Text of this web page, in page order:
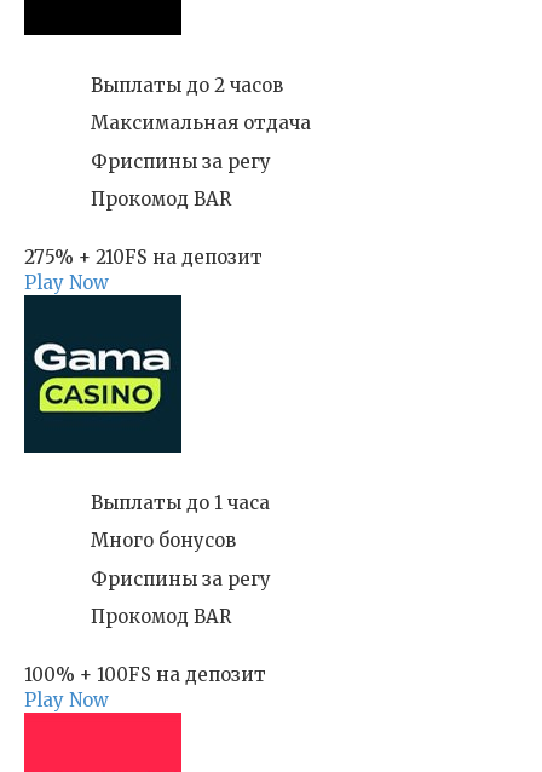
Выплаты до 2 часов
Максимальная отдача
Фриспины за регу
Прокомод BAR
275% + 210FS на депозит
Play Now
Выплаты до 1 часа
Много бонусов
Фриспины за регу
Прокомод BAR
100% + 100FS на депозит
Play Now